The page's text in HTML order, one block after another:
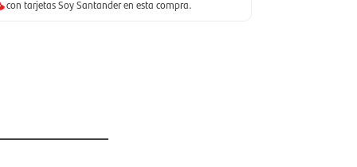
con tarjetas Soy Santander en esta compra.